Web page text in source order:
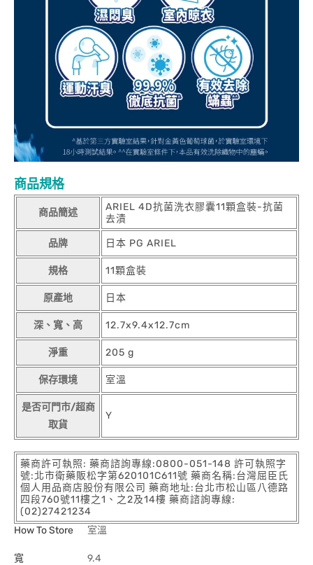
商品規格
商品簡述
ARIEL 4D抗菌洗衣膠囊11顆盒裝-抗菌
去漬
品牌 日本 PG ARIEL
規格 11顆盒裝
原產地 日本
深、寬、高 12.7x9.4x12.7cm
淨重 205 g
保存環境 室溫
是否可門市/超商
取貨
Y
藥商許可執照: 藥商諮詢專線:0800-051-148 許可執照字
號:北市衛藥販松字第620101C611號 藥商名稱:台灣屈臣氏
個人用品商店股份有限公司 藥商地址:台北市松山區八德路
四段760號11樓之1、之2及14樓 藥商諮詢專線:
(02)27421234
How To Store
室溫
寬 9.4